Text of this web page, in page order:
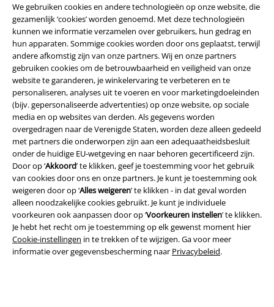
We gebruiken cookies en andere technologieën op onze website, die
gezamenlijk ‘cookies’ worden genoemd. Met deze technologieën
kunnen we informatie verzamelen over gebruikers, hun gedrag en
hun apparaten. Sommige cookies worden door ons geplaatst, terwijl
andere afkomstig zijn van onze partners. Wij en onze partners
gebruiken cookies om de betrouwbaarheid en veiligheid van onze
website te garanderen, je winkelervaring te verbeteren en te
personaliseren, analyses uit te voeren en voor marketingdoeleinden
(bijv. gepersonaliseerde advertenties) op onze website, op sociale
media en op websites van derden. Als gegevens worden
overgedragen naar de Verenigde Staten, worden deze alleen gedeeld
met partners die onderworpen zijn aan een adequaatheidsbesluit
onder de huidige EU-wetgeving en naar behoren gecertificeerd zijn.
Door op ‘Akkoord’ te klikken, geef je toestemming voor het gebruik
van cookies door ons en onze partners. Je kunt je toestemming ook
weigeren door op ‘Alles weigeren’ te klikken - in dat geval worden
alleen noodzakelijke cookies gebruikt. Je kunt je individuele
voorkeuren ook aanpassen door op ‘Voorkeuren instellen’ te klikken.
Je hebt het recht om je toestemming op elk gewenst moment hier
Cookie-instellingen in te trekken of te wijzigen. Ga voor meer
informatie over gegevensbescherming naar Privacybeleid.
A Warner Music Group Company
Beveiliging